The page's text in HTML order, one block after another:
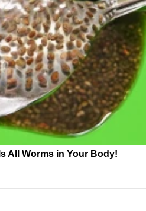
All Worms in Your Body!